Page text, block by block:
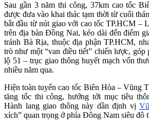
Sau gần 3 năm thi công, 37km cao tốc
được đưa vào khai thác tạm thời từ cuối
bắt đầu từ nút giao với cao tốc TP.HCM –
trên địa bàn Đồng Nai, kéo dài đến điểm
tránh Bà Rịa, thuộc địa phận TP.HCM,
trò như một “van điều tiết” chiến lược, góp
lộ 51 – trục giao thông huyết mạch vốn
nhiều năm qua.
Hiện toàn tuyến cao tốc Biên Hòa – Vũng
tăng tốc thi công, hướng tới mục tiêu
Hành lang giao thông này dần định vị
xích” quan trọng ở phía Đông Nam siêu đô